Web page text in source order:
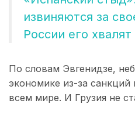
извиняются за
России его хвалят
По словам Эвгенидзе,
экономике из-за
всем мире. И Грузия не